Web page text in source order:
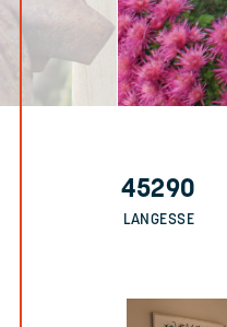
45290
LANGESSE